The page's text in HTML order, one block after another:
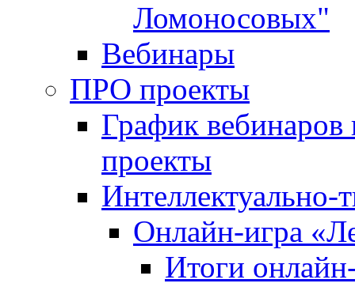
Ломоносовых"
Вебинары
ПРО проекты
График
проекты
Интеллектуально-
Онлайн-игра
Итоги